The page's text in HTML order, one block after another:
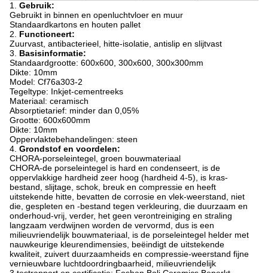
1. Gebruik:
Gebruikt in binnen en openluchtvloer en muur
Standaardkartons en houten pallet
2. Functioneert:
Zuurvast, antibacterieel, hitte-isolatie, antislip en slijtvast
3. Basisinformatie:
Standaardgrootte: 600x600, 300x600, 300x300mm
Dikte: 10mm
Model: Cf76a303-2
Tegeltype: Inkjet-cementreeks
Materiaal: ceramisch
Absorptietarief: minder dan 0,05%
Grootte: 600x600mm
Dikte: 10mm
Oppervlaktebehandelingen: steen
4. Grondstof en voordelen:
CHORA-porseleintegel, groen bouwmateriaal
CHORA-de porseleintegel is hard en condenseert, is de
oppervlakkige hardheid zeer hoog (hardheid 4-5), is kras-
bestand, slijtage, schok, breuk en compressie en heeft
uitstekende hitte, bevatten de corrosie en vlek-weerstand, niet
die, gespleten en -bestand tegen verkleuring, die duurzaam en
onderhoud-vrij, verder, het geen verontreiniging en straling
langzaam verdwijnen worden de vervormd, dus is een
milieuvriendelijk bouwmateriaal, is de porseleintegel helder met
nauwkeurige kleurendimensies, beëindigt de uitstekende
kwaliteit, zuivert duurzaamheids en compressie-weerstand fijne
vernieuwbare luchtdoordringbaarheid, milieuvriendelijk